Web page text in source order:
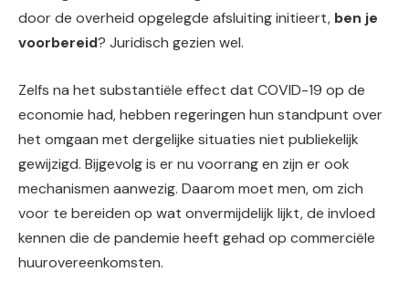
door de overheid opgelegde afsluiting initieert, ben je
voorbereid? Juridisch gezien wel.
Zelfs na het substantiële effect dat COVID-19 op de
economie had, hebben regeringen hun standpunt over
het omgaan met dergelijke situaties niet publiekelijk
gewijzigd. Bijgevolg is er nu voorrang en zijn er ook
mechanismen aanwezig. Daarom moet men, om zich
voor te bereiden op wat onvermijdelijk lijkt, de invloed
kennen die de pandemie heeft gehad op commerciële
huurovereenkomsten.